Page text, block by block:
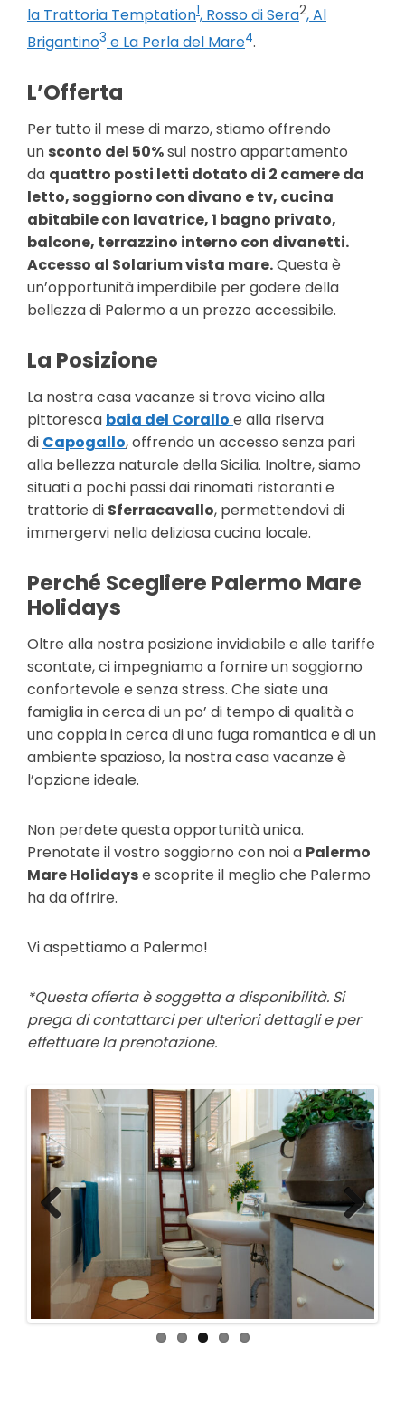
la Trattoria Temptation1, Rosso di Sera2,Al
Brigantino3 e La Perla del Mare4.
L’Offerta
Per tutto il mese di marzo, stiamo offrendo
un sconto del 50%sul nostro appartamento
da quattro posti letti dotato di 2 camere da
letto, soggiorno con divano e tv, cucina
abitabile con lavatrice, 1 bagno privato,
balcone, terrazzino interno con divanetti.
Accesso al Solarium vista mare.Questa è
un’opportunità imperdibile per godere della
bellezza di Palermo a un prezzo accessibile.
La Posizione
La nostra casa vacanze si trova vicino alla
pittoresca baia del Corallo e alla riserva
di Capogallo, offrendo un accesso senza pari
alla bellezza naturale della Sicilia. Inoltre, siamo
situati a pochi passi dai rinomati ristoranti e
trattorie di Sferracavallo, permettendovi di
immergervi nella deliziosa cucina locale.
Perché Scegliere Palermo Mare
Holidays
Oltre alla nostra posizione invidiabile e alle tariffe
scontate, ci impegniamo a fornire un soggiorno
confortevole e senza stress. Che siate una
famiglia in cerca di un po’ di tempo di qualità o
una coppia in cerca di una fuga romantica e di un
ambiente spazioso, la nostra casa vacanze è
l’opzione ideale.
Non perdete questa opportunità unica.
Prenotate il vostro soggiorno con noi a Palermo
Mare Holidayse scoprite il meglio che Palermo
ha da offrire.
Vi aspettiamo a Palermo!
*Questa offerta è soggetta a disponibilità. Si
prega di contattarci per ulteriori dettagli e per
effettuare la prenotazione.
Next